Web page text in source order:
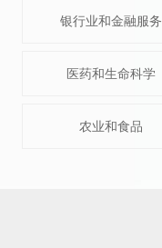
银行业和金融服务
医药和生命科学
农业和食品